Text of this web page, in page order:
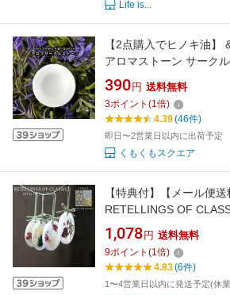
Life is...
【2点購入でヒノキ油】
アロマストーン サーク
[ アロマ ストーン アロマ
ディフューザー エッセ
しゃれ プレゼント フレ
390 円 送料無料
3ポイント (1倍)
4.39(46件)
即日〜2営業日以内に出荷予定
くもくもスクエア
【特典付】【メール便
RETELLINGS OF
リテリングス オブ クラ
ス グッズ フレグランス
げ おしゃれ シンプル 寝
レ 環境 配慮 リサイクル
1,078 円 送料無料
9ポイント (1倍)
4.83(6件)
1〜4営業日以内に発送予定(休